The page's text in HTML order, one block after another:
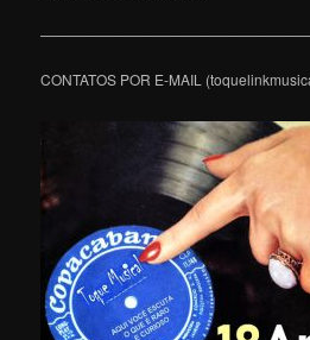
CONTATOS POR E-MAIL